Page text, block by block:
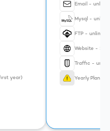
year)
Email -
Mysql -
FTP -
Website - 3
Traffic -
Yearly Plan =